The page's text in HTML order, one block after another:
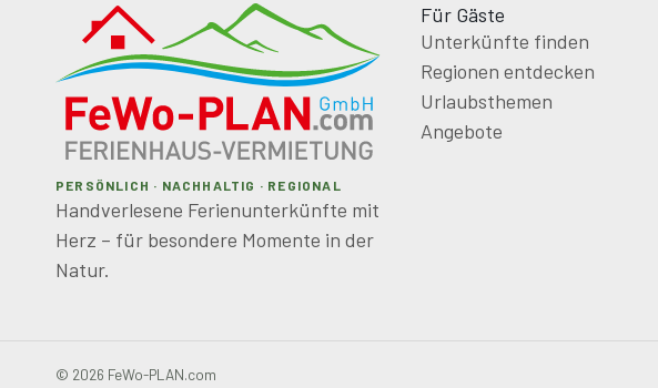
PERSÖNLICH · NACHHALTIG · REGIONAL
Handverlesene Ferienunterkünfte mit
Herz – für besondere Momente in der
Natur.
Für Gäste
Unterkünfte finden
Regionen entdecken
Urlaubsthemen
Angebote
© 2026 FeWo-PLAN.com